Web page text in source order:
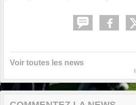
Voir toutes les news